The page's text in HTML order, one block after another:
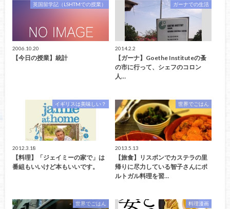
英国留学記（LSHTMでの授業）
2006.10.20
【今日の授業】統計
ガーナでの生活
2014.2.2
【ガーナ】Goethe Instituteの蚤
の市に行って、シェフのコロン
人…
イギリスは美味しい？
2012.3.18
【料理】「ジェイミーの家で」は
番組もいいけど本もいいです。
世界でごはん
2013.5.13
【旅食】リスボンでカステラの里
帰りに尽力している智子さんにポ
ルトガル料理を習…
世界でごはん 料理漫画